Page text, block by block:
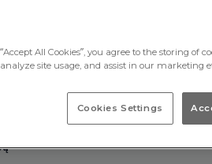
All Cookies”, you agree to the storing of
site usage, and assist in our marketing
Cookies Settings